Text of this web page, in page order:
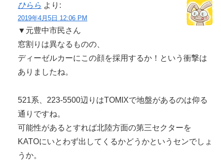
ひらら より:
2019年4月5日 12:06 PM
▼元豊中市民さん
窓割りは異なるものの、
ディーゼルカーにこの顔を採用するか！という衝撃は
ありましたね。
521系、223-5500辺りはTOMIXで地盤があるのは仰る
通りですね。
可能性があるとすれば北陸方面の第三セクターを
KATOにいとわず出してくるかどうかというセンでしょ
うか。